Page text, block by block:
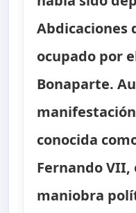
Abdicaciones
ocupado por
Bonaparte.
conocida
Fernando VII,
maniobra